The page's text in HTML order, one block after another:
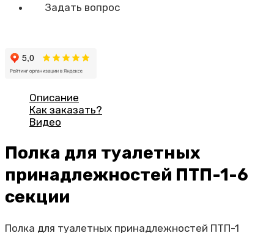
Задать вопрос
Описание
Как заказать?
Видео
Полка для туалетных
принадлежностей ПТП-1-6
секции
Полка для туалетных принадлежностей ПТП-1